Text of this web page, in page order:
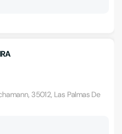
35012, Las Palmas De